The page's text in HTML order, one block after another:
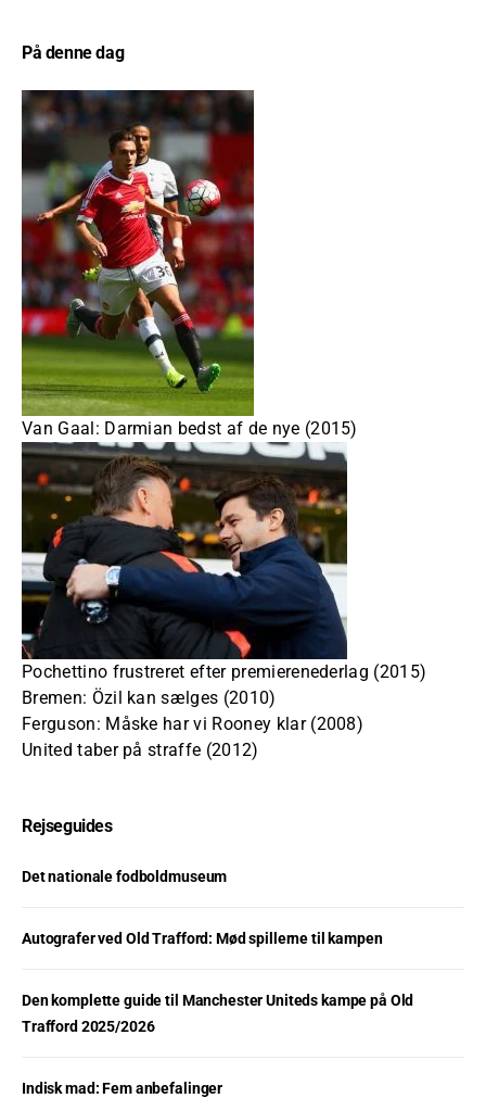
På denne dag
Van Gaal: Darmian bedst af de nye (2015)
Pochettino frustreret efter premierenederlag (2015)
Bremen: Özil kan sælges (2010)
Ferguson: Måske har vi Rooney klar (2008)
United taber på straffe (2012)
Rejseguides
Det nationale fodboldmuseum
Autografer ved Old Trafford: Mød spillerne til kampen
Den komplette guide til Manchester Uniteds kampe på Old
Trafford 2025/2026
Indisk mad: Fem anbefalinger